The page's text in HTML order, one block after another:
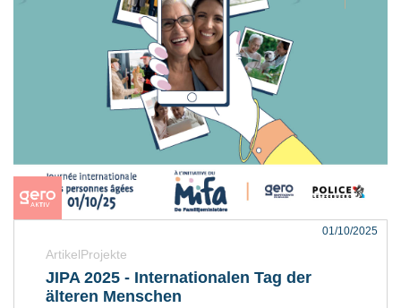
01/10/2025
ArtikelProjekte
JIPA 2025 - Internationalen Tag der
älteren Menschen